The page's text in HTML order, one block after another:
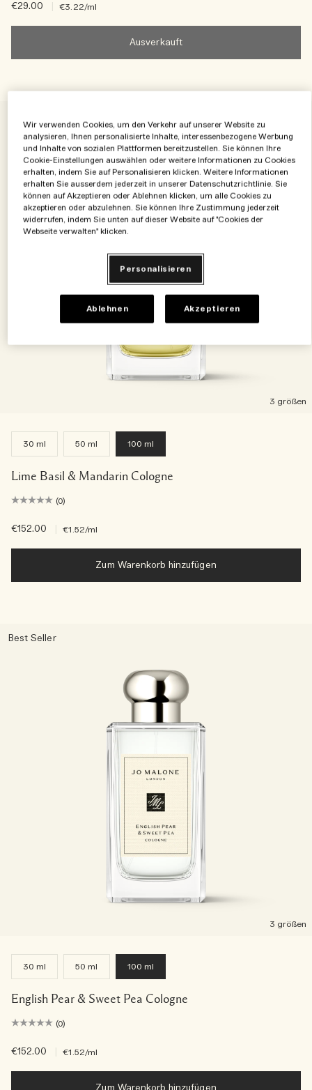
€29.00 €3.22/ml
Ausverkauft
3 größen
30 ml 50 ml 100 ml
Lime Basil & Mandarin Cologne
(0)
€152.00 €1.52/ml
Zum Warenkorb hinzufügen
Best Seller
3 größen
30 ml 50 ml 100 ml
English Pear & Sweet Pea Cologne
(0)
€152.00 €1.52/ml
Wir verwenden Cookies, um den Verkehr auf unserer Website zu
analysieren, Ihnen personalisierte Inhalte, interessenbezogene Werbung
und Inhalte von sozialen Plattformen bereitzustellen. Sie können Ihre
Cookie-Einstellungen auswählen oder weitere Informationen zu Cookies
erhalten, indem Sie auf Personalisieren klicken. Weitere Informationen
erhalten Sie ausserdem jederzeit in unserer Datenschutzrichtlinie. Sie
können auf Akzeptieren oder Ablehnen klicken, um alle Cookies zu
akzeptieren oder abzulehnen. Sie können Ihre Zustimmung jederzeit
widerrufen, indem Sie unten auf dieser Website auf "Cookies der
Webseite verwalten" klicken.
Personalisieren
Ablehnen Akzeptieren